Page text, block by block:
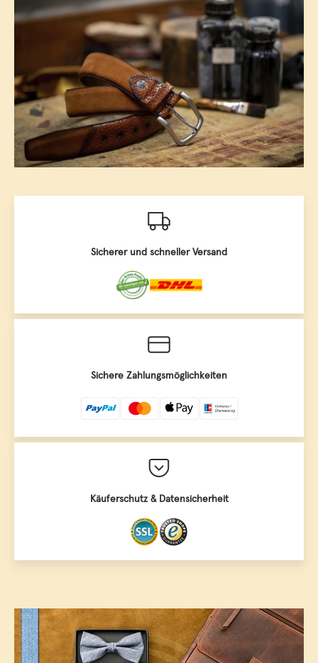
Sicherer und schneller Versand
Sichere Zahlungsmöglichkeiten
Käuferschutz & Datensicherheit